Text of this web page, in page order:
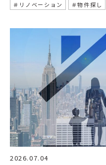
＃リノベーション ＃物件探し
2026.07.04